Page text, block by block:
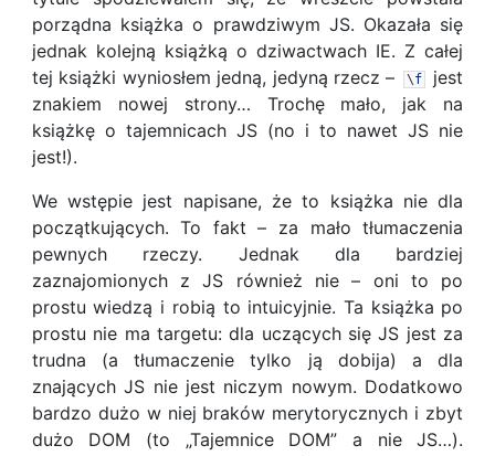
porządna książka o prawdziwym JS. Okazała się
jednak kolejną książką o dziwactwach IE. Z całej
tej książki wyniosłem jedną, jedyną rzecz –
\f
jest
znakiem nowej strony… Trochę mało, jak na
książkę o tajemnicach JS (no i to nawet JS nie
jest!).
We wstępie jest napisane, że to książka nie dla
początkujących. To fakt – za mało tłumaczenia
pewnych rzeczy. Jednak dla bardziej
zaznajomionych z JS również nie – oni to po
prostu wiedzą i robią to intuicyjnie. Ta książka po
prostu nie ma targetu: dla uczących się JS jest za
trudna (a tłumaczenie tylko ją dobija) a dla
znających JS nie jest niczym nowym. Dodatkowo
bardzo dużo w niej braków merytorycznych i zbyt
dużo DOM (to „Tajemnice DOM” a nie JS…).